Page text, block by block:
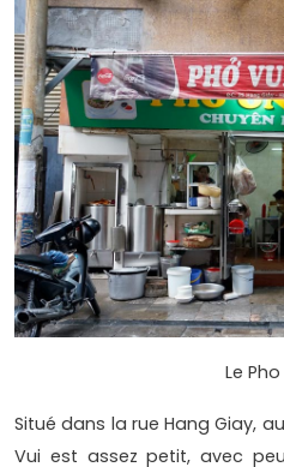
Le
Situé dans la rue Hang Giay,
Vui est assez petit, avec